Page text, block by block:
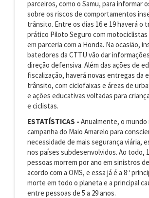
parceiros, como o Samu, para informar
sobre os riscos de comportamentos
trânsito. Entre os dias 16 e 19 haverá o
prático Piloto Seguro com motociclistas
em parceria com a Honda. Na ocasião,
batedores da CTTU vão dar
direção defensiva. Além das ações de
fiscalização, haverá novas entregas da
trânsito, com ciclofaixas e áreas de
e ações educativas voltadas para
e ciclistas.
ESTATÍSTICAS - Anualmente, o mundo
campanha do Maio Amarelo para
necessidade de mais segurança viária,
nos países subdesenvolvidos. Ao todo,
pessoas morrem por ano em sinistros
acordo com a OMS, e essa já é a 8ª
morte em todo o planeta e a principal
entre pessoas de 5 a 29 anos.